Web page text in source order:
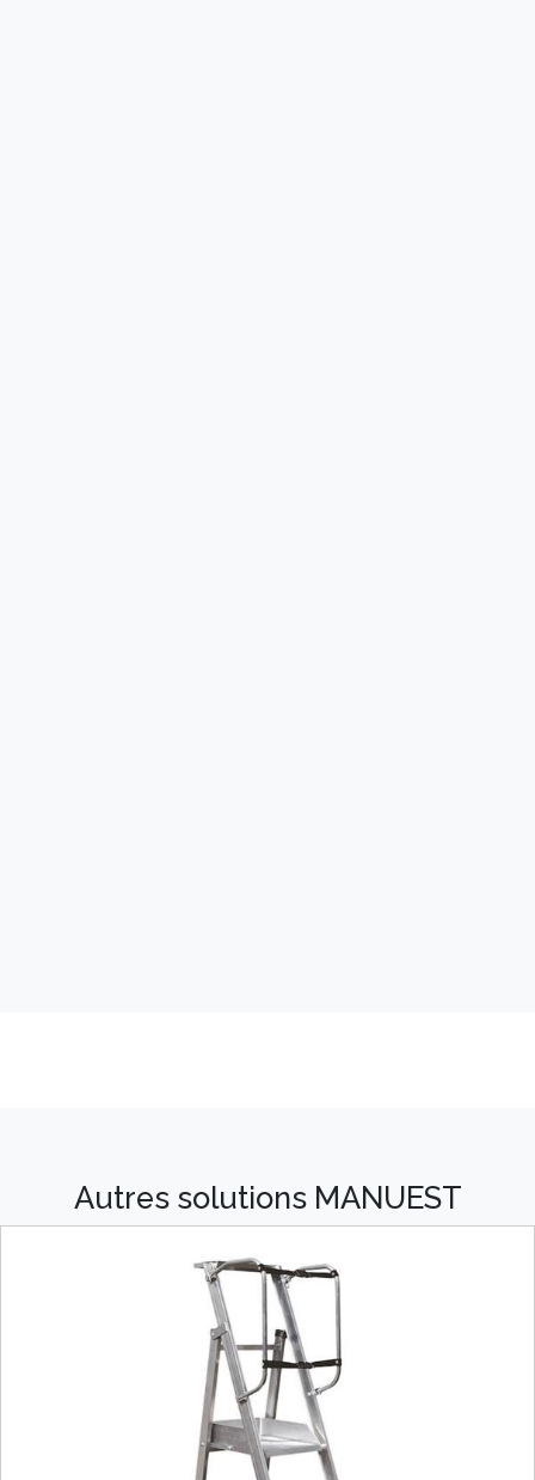
Autres solutions MANUEST